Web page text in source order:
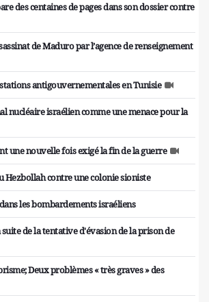
des centaines de pages dans son dossier contre
de Maduro par l’agence de renseignement
antigouvernementales en Tunisie
nucléaire israélien comme une menace pour la
une nouvelle fois exigé la fin de la guerre
Hezbollah contre une colonie sioniste
les bombardements israéliens
suite de la tentative d'évasion de la prison de
Deux problèmes « très graves » des